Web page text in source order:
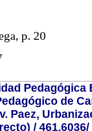
p. 20
de
Paez,
/